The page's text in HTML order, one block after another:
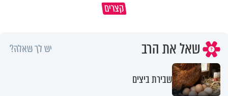
קצרים
שאל את הרב יש לך שאלה?
שבירת ביצים